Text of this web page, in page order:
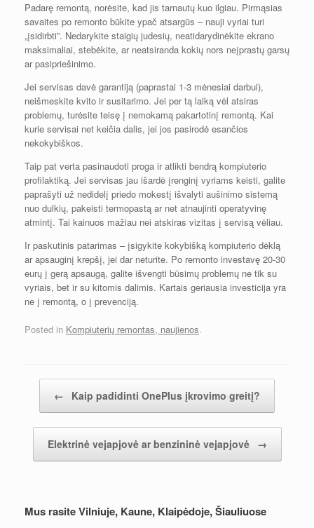
Padarę remontą, norėsite, kad jis tarnautų kuo ilgiau. Pirmąsias
savaites po remonto būkite ypač atsargūs – nauji vyriai turi
„įsidirbti”. Nedarykite staigių judesių, neatidarydinėkite ekrano
maksimaliai, stebėkite, ar neatsiranda kokių nors neįprastų garsų
ar pasipriešinimo.
Jei servisas davė garantiją (paprastai 1-3 mėnesiai darbui),
neišmeskite kvito ir susitarimo. Jei per tą laiką vėl atsiras
problemų, turėsite teisę į nemokamą pakartotinį remontą. Kai
kurie servisai net keičia dalis, jei jos pasirodė esančios
nekokybiškos.
Taip pat verta pasinaudoti proga ir atlikti bendrą kompiuterio
profilaktiką. Jei servisas jau išardė įrenginį vyriams keisti, galite
paprašyti už nedidelį priedo mokestį išvalyti aušinimo sistemą
nuo dulkių, pakeisti termopastą ar net atnaujinti operatyvinę
atmintį. Tai kainuos mažiau nei atskiras vizitas į servisą vėliau.
Ir paskutinis patarimas – įsigykite kokybišką kompiuterio dėklą
ar apsauginį krepšį, jei dar neturite. Po remonto investavę 20-30
eurų į gerą apsaugą, galite išvengti būsimų problemų ne tik su
vyriais, bet ir su kitomis dalimis. Kartais geriausia investicija yra
ne į remontą, o į prevenciją.
Posted in Kompiuterių remontas, naujienos.
← Kaip padidinti OnePlus įkrovimo greitį?
Elektrinė vejapjovė ar benzininė vejapjovė →
Mus rasite Vilniuje, Kaune, Klaipėdoje, Šiauliuose